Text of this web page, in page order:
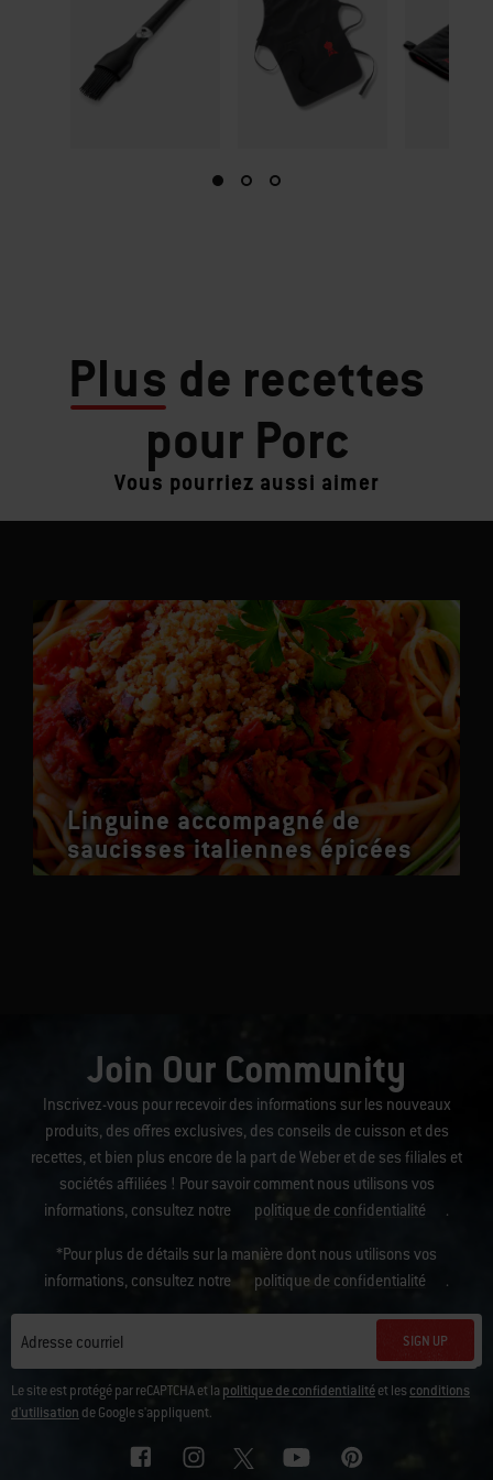
Plus de recettes
pour Porc
Vous pourriez aussi aimer
Linguine accompagné de
saucisses italiennes épicées
Join Our Community
Inscrivez-vous pour recevoir des informations sur les nouveaux
produits, des offres exclusives, des conseils de cuisson et des
recettes, et bien plus encore de la part de Weber et de ses filiales et
sociétés affiliées ! Pour savoir comment nous utilisons vos
informations, consultez notre
politique de confidentialité .
*Pour plus de détails sur la manière dont nous utilisons vos
informations, consultez notre
politique de confidentialité .
Adresse courriel SIGN UP
Le site est protégé par reCAPTCHA et la politique de confidentialitéet les conditions
d'utilisation de Google s'appliquent.